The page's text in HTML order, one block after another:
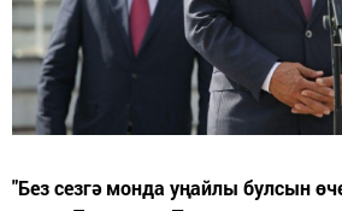
"Без сезгә монда уңайлы булсын